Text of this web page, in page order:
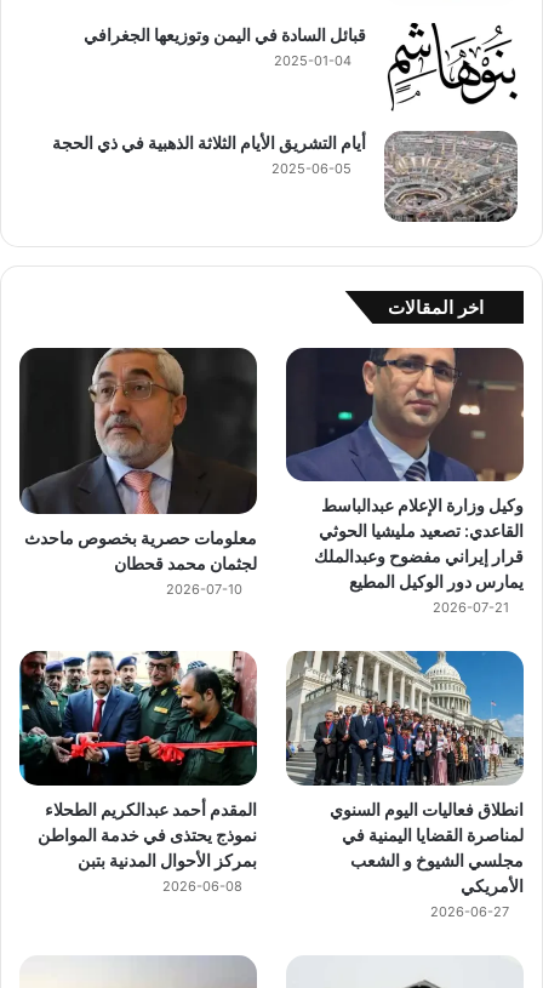
قبائل السادة في اليمن وتوزيعها الجغرافي
2025-01-04
أيام التشريق الأيام الثلاثة الذهبية في ذي الحجة
2025-06-05
اخر المقالات
وكيل وزارة الإعلام عبدالباسط
القاعدي: تصعيد مليشيا الحوثي
قرار إيراني مفضوح وعبدالملك
يمارس دور الوكيل المطيع
2026-07-21
معلومات حصرية بخصوص ماحدث
لجثمان محمد قحطان
2026-07-10
انطلاق فعاليات اليوم السنوي
لمناصرة القضايا اليمنية في
مجلسي الشيوخ و الشعب
الأمريكي
2026-06-27
المقدم أحمد عبدالكريم الطحلاء
نموذج يحتذى في خدمة المواطن
بمركز الأحوال المدنية بتبن
2026-06-08